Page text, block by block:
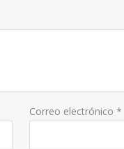
Correo electrónico *